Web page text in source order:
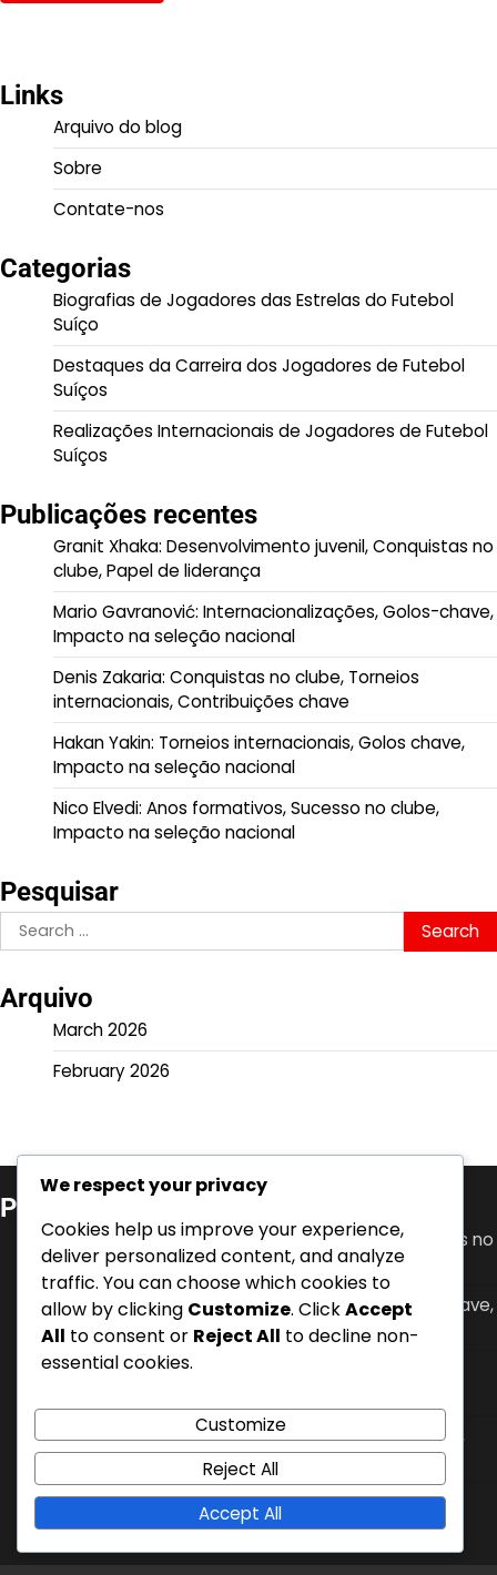
Links
Arquivo do blog
Sobre
Contate-nos
Categorias
Biografias de Jogadores das Estrelas do Futebol
Suíço
Destaques da Carreira dos Jogadores de Futebol
Suíços
Realizações Internacionais de Jogadores de Futebol
Suíços
Publicações recentes
Granit Xhaka: Desenvolvimento juvenil, Conquistas no
clube, Papel de liderança
Mario Gavranović: Internacionalizações, Golos-chave,
Impacto na seleção nacional
Denis Zakaria: Conquistas no clube, Torneios
internacionais, Contribuições chave
Hakan Yakin: Torneios internacionais, Golos chave,
Impacto na seleção nacional
Nico Elvedi: Anos formativos, Sucesso no clube,
Impacto na seleção nacional
Pesquisar
Search
for:
Arquivo
March 2026
February 2026
Publicações recentes
Granit Xhaka: Desenvolvimento juvenil, Conquistas no
clube, Papel de liderança
Mario Gavranović: Internacionalizações, Golos-chave,
Impacto na seleção nacional
Denis Zakaria: Conquistas no clube, Torneios
Hakan Yakin: Torneios internacionais, Golos chave,
Impacto na seleção nacional
Nico Elvedi: Anos formativos, Sucesso no clube,
Impacto na seleção nacional
We respect your privacy
Cookies help us improve your experience,
deliver personalized content, and analyze
traffic. You can choose which cookies to
allow by clicking Customize. ClickAccept
All to consent or Reject All to decline non-
essential cookies.
Customize
Reject All
Accept All